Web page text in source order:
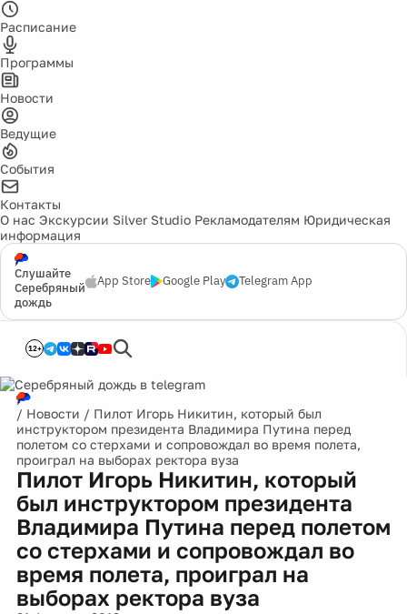
Расписание
Программы
Новости
Ведущие
События
Контакты
О нас Экскурсии Silver Studio Рекламодателям Юридическая
информация
Слушайте
Серебряный
дождь
App Store Google Play Telegram App
12+
/ Новости / Пилот Игорь Никитин, который был
инструктором президента Владимира Путина перед
полетом со стерхами и сопровождал во время полета,
проиграл на выборах ректора вуза
Пилот Игорь Никитин, который
был инструктором президента
Владимира Путина перед полетом
со стерхами и сопровождал во
время полета, проиграл на
выборах ректора вуза